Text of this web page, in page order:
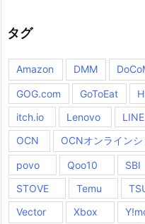
タグ
Amazon DMM
GOG.com GoToEat
itch.io
Lenovo LINE
OCN
OCNオンライン
povo Qoo10 SBI
STOVE
Temu
Vector
Xbox